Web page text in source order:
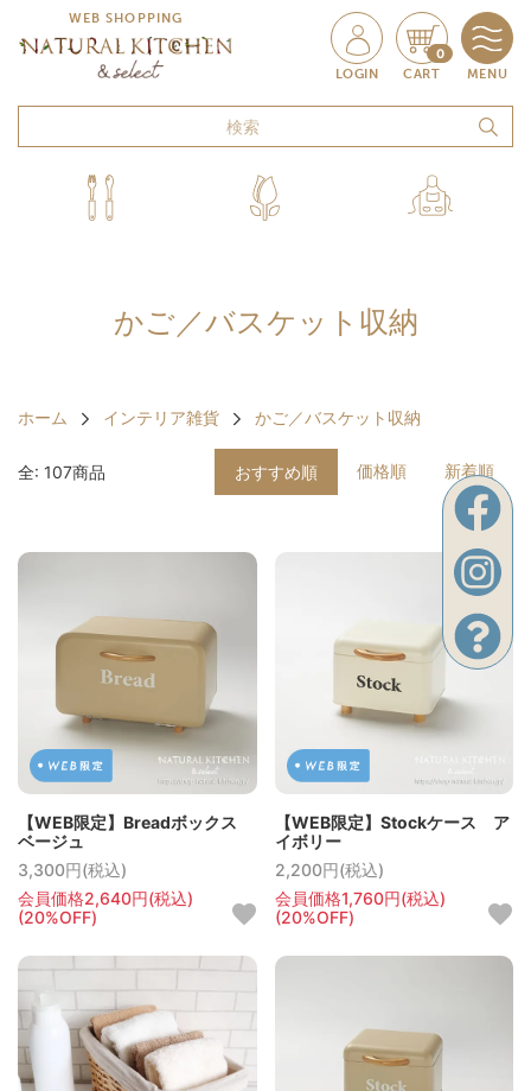
WEB SHOPPING
LOGIN
0
CART MENU
かご／バスケット収納
ホーム インテリア雑貨 かご／バスケット収納
全: 107商品 おすすめ順 価格順 新着順
【WEB限定】Breadボックス
ベージュ
3,300円(税込)
会員価格2,640円(税込)
(20%OFF)
【WEB限定】Stockケース ア
イボリー
2,200円(税込)
会員価格1,760円(税込)
(20%OFF)